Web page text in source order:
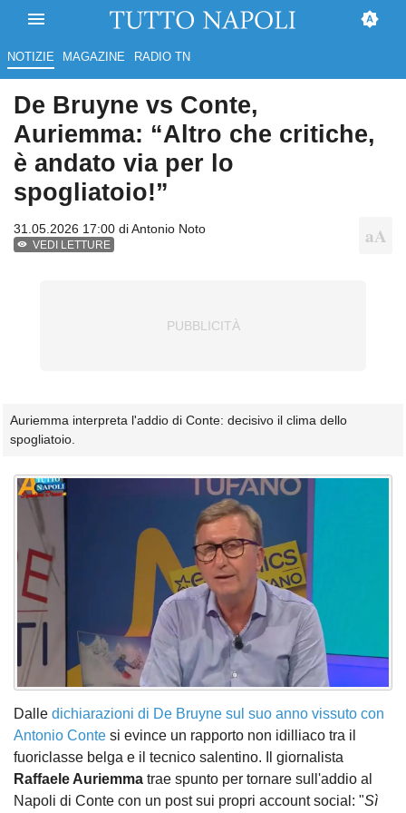
NOTIZIE MAGAZINE RADIO TN
De Bruyne vs Conte,
Auriemma: “Altro che critiche,
è andato via per lo
spogliatoio!”
31.05.2026 17:00 diAntonio Noto
VEDI LETTURE
Auriemma interpreta l'addio di Conte: decisivo il clima dello
spogliatoio.
Dalle dichiarazioni di De Bruyne sul suo anno vissuto con
Antonio Conte si evince un rapporto non idilliaco tra il
fuoriclasse belga e il tecnico salentino. Il giornalista
Raffaele Auriemma trae spunto per tornare sull'addio al
Napoli di Conte con un post sui propri account social: "Sì